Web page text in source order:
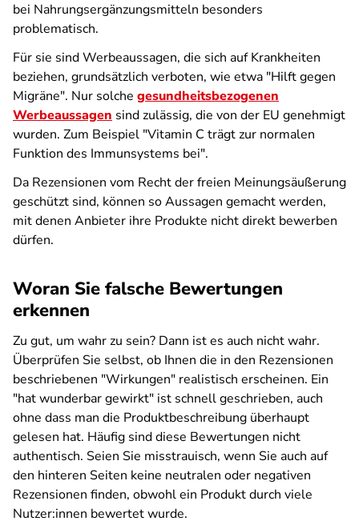
bei Nahrungsergänzungsmitteln besonders
problematisch.
Für sie sind Werbeaussagen, die sich auf Krankheiten
beziehen, grundsätzlich verboten, wie etwa "Hilft gegen
Migräne". Nur solche gesundheitsbezogenen
Werbeaussagen sind zulässig, die von der EU genehmigt
wurden. Zum Beispiel "Vitamin C trägt zur normalen
Funktion des Immunsystems bei".
Da Rezensionen vom Recht der freien Meinungsäußerung
geschützt sind, können so Aussagen gemacht werden,
mit denen Anbieter ihre Produkte nicht direkt bewerben
dürfen.
Woran Sie falsche Bewertungen
erkennen
Zu gut, um wahr zu sein? Dann ist es auch nicht wahr.
Überprüfen Sie selbst, ob Ihnen die in den Rezensionen
beschriebenen "Wirkungen" realistisch erscheinen. Ein
"hat wunderbar gewirkt" ist schnell geschrieben, auch
ohne dass man die Produktbeschreibung überhaupt
gelesen hat. Häufig sind diese Bewertungen nicht
authentisch. Seien Sie misstrauisch, wenn Sie auch auf
den hinteren Seiten keine neutralen oder negativen
Rezensionen finden, obwohl ein Produkt durch viele
Nutzer:innen bewertet wurde.